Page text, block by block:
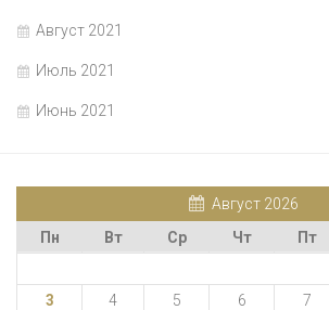
Август 2021
Июль 2021
Июнь 2021
Август 2026
Пн
Вт Ср Чт Пт
3
4 5 6 7